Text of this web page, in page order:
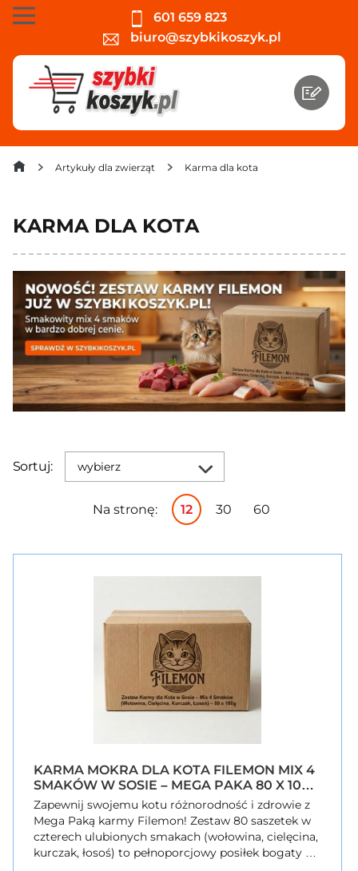
601 659 823
biuro@szybkikoszyk.pl
Artykuły dla zwierząt Karma dla kota
KARMA DLA KOTA
Sortuj: wybierz
Na stronę: 12 30 60
KARMA MOKRA DLA KOTA FILEMON MIX 4
SMAKÓW W SOSIE – MEGA PAKA 80 X 100G
(8 KG)
Zapewnij swojemu kotu różnorodność i zdrowie z
Mega Paką karmy Filemon! Zestaw 80 saszetek w
czterech ulubionych smakach (wołowina, cielęcina,
kurczak, łosoś) to pełnoporcjowy posiłek bogaty w